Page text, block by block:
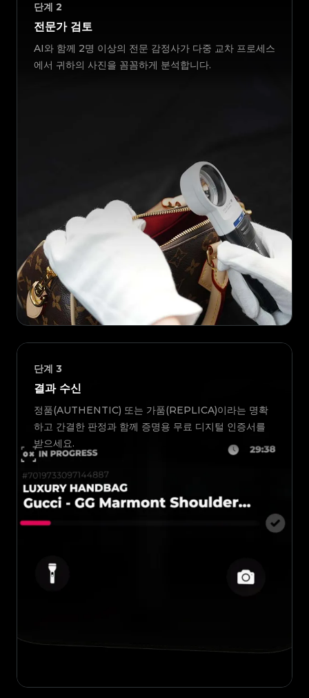
단계 2
전문가 검토
AI와 함께 2명 이상의 전문 감정사가 다중 교차 프로세스
에서 귀하의 사진을 꼼꼼하게 분석합니다.
단계 3
결과 수신
정품(AUTHENTIC) 또는 가품(REPLICA)이라는 명확
하고 간결한 판정과 함께 증명용 무료 디지털 인증서를
받으세요.